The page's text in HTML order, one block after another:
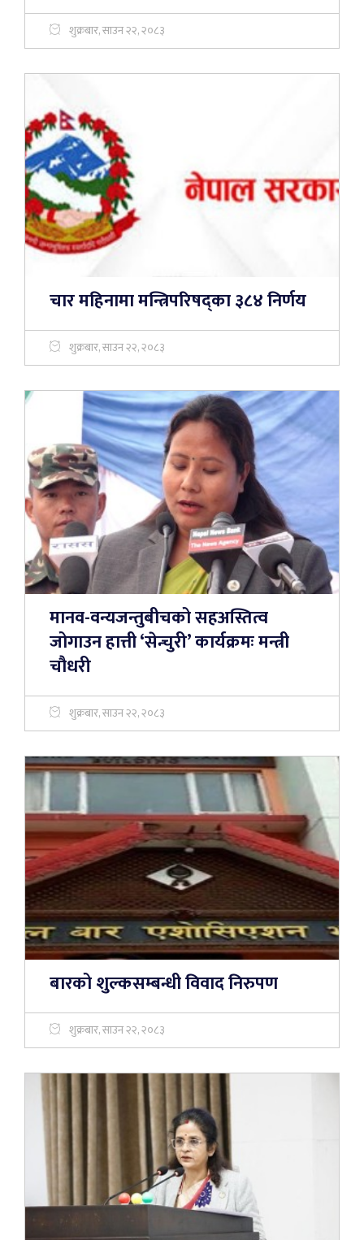
शुक्रबार, साउन २२, २०८३
चार महिनामा मन्त्रिपरिषद्का ३८४ निर्णय
शुक्रबार, साउन २२, २०८३
मानव-वन्यजन्तुबीचको सहअस्तित्व
जोगाउन हात्ती ‘सेन्चुरी’ कार्यक्रमः मन्त्री
चौधरी
शुक्रबार, साउन २२, २०८३
बारको शुल्कसम्बन्धी विवाद निरुपण
शुक्रबार, साउन २२, २०८३